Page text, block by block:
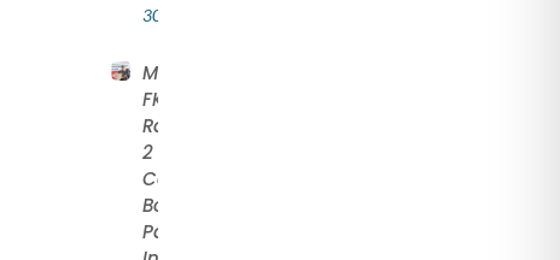
30 July 2026
Mahasiswa
FKOR UNS
Raih Juara
2 Umum
Cabang
Bola Voli
Pasir pada